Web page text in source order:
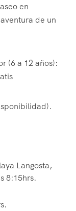
en
de un
(6 a 12 años):
Langosta,
8:15hrs.